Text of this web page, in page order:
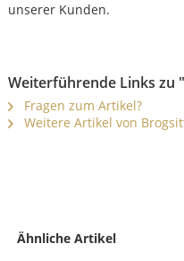
unserer Kunden.
Weiterführende Links zu
Fragen zum Artikel?
Weitere Artikel von
Ähnliche Artikel